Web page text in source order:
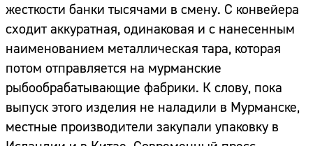
жесткости банки тысячами в смену. С конвейера
сходит аккуратная, одинаковая и с нанесенным
наименованием металлическая тара, которая
потом отправляется на мурманские
рыбообрабатывающие фабрики. К слову, пока
выпуск этого изделия не наладили в Мурманске,
местные производители закупали упаковку в